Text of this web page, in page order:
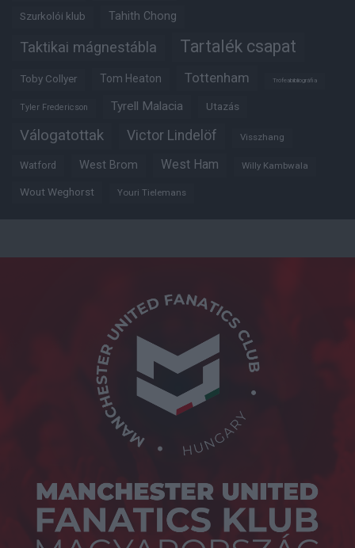
Szurkolói klub Tahith Chong
Taktikai mágnestábla Tartalék csapat
Toby Collyer Tom Heaton Tottenham Trófeabibliográfia
Tyler Fredericson Tyrell Malacia Utazás
Válogatottak Victor Lindelöf Visszhang
Watford West Brom West Ham Willy Kambwala
Wout Weghorst Youri Tielemans